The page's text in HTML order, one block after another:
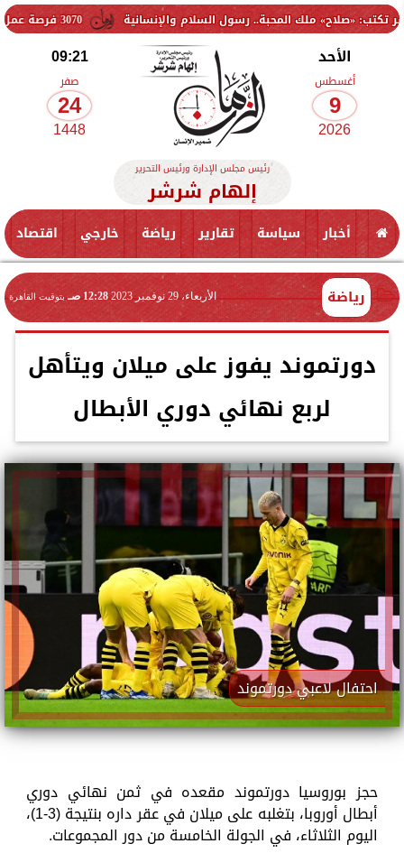
3070 فرصة عمل جديدة بالقطاع الخاص.. وظائف برواتب تصل إلى 9500 جنيه المحبة.. رسول السلام والإنسانية
الأحد
أغسطس
9
2026
09:21
صفر
24
1448
رئيس مجلس الإدارة ورئيس التحرير
إلهام شرشر
أخبار سياسة تقارير رياضة خارجي اقتصاد
رياضة الأربعاء، 29 نوفمبر 2023 12:28 صـ بتوقيت القاهرة
دورتموند يفوز على ميلان ويتأهل
لربع نهائي دوري الأبطال
احتفال لاعبي دورتموند
حجز بوروسيا دورتموند مقعده في ثمن نهائي دوري
أبطال أوروبا، بتغلبه على ميلان في عقر داره بنتيجة (3-1)،
اليوم الثلاثاء، في الجولة الخامسة من دور المجموعات.